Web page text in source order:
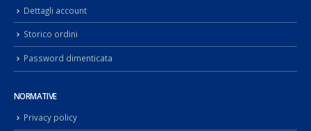
Dettagli account
Storico ordini
Password dimenticata
NORMATIVE
Privacy policy